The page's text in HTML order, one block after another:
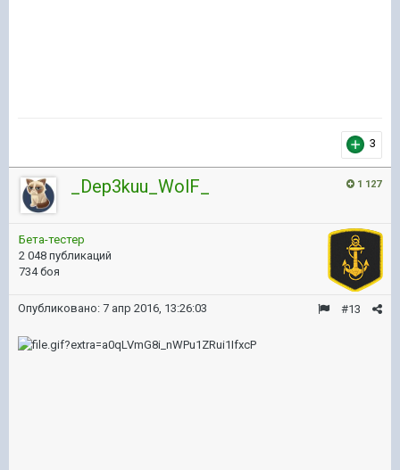
3
1 127
_Dep3kuu_WolF_
Бета-тестер
2 048 публикаций
734 боя
#13
Опубликовано: 7 апр 2016, 13:26:03